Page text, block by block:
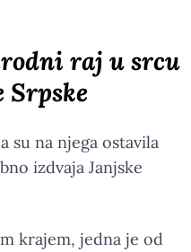
raj u srcu
Srpske
su na njega ostavila
izdvaja Janjske
krajem, jedna je od